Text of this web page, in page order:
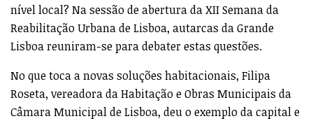
nível local? Na sessão de abertura da XII Semana da
Reabilitação Urbana de Lisboa, autarcas da Grande
Lisboa reuniram-se para debater estas questões.
No que toca a novas soluções habitacionais, Filipa
Roseta, vereadora da Habitação e Obras Municipais da
Câmara Municipal de Lisboa, deu o exemplo da capital e